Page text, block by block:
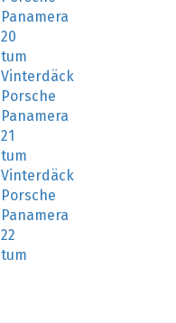
Panamera
20
tum
Vinterdäck
Porsche
Panamera
21
tum
Vinterdäck
Porsche
Panamera
22
tum